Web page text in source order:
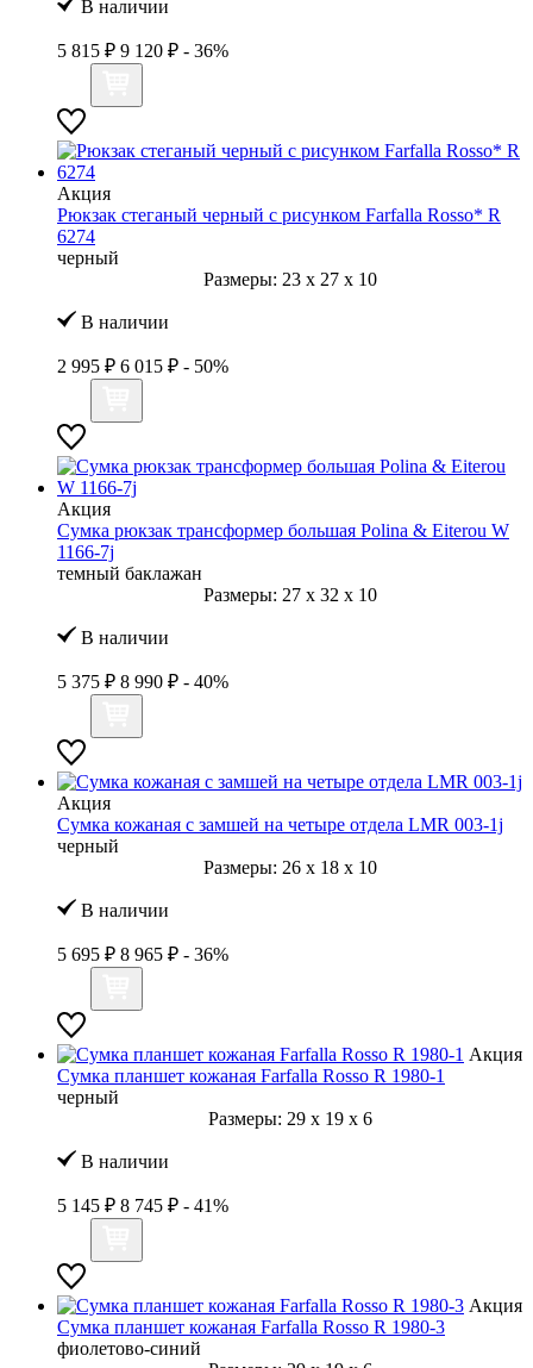
В наличии
5 815 ₽ 9 120 ₽ - 36%
Акция
Рюкзак стеганый черный с рисунком Farfalla Rosso* R
6274
черный
Размеры: 23 x 27 x 10
В наличии
2 995 ₽ 6 015 ₽ - 50%
Акция
Сумка рюкзак трансформер большая Polina & Eiterou W
1166-7j
темный баклажан
Размеры: 27 x 32 x 10
В наличии
5 375 ₽ 8 990 ₽ - 40%
Акция
Сумка кожаная с замшей на четыре отдела LMR 003-1j
черный
Размеры: 26 x 18 x 10
В наличии
5 695 ₽ 8 965 ₽ - 36%
Акция
Сумка планшет кожаная Farfalla Rosso R 1980-1
черный
Размеры: 29 x 19 x 6
В наличии
5 145 ₽ 8 745 ₽ - 41%
Акция
Сумка планшет кожаная Farfalla Rosso R 1980-3
фиолетово-синий